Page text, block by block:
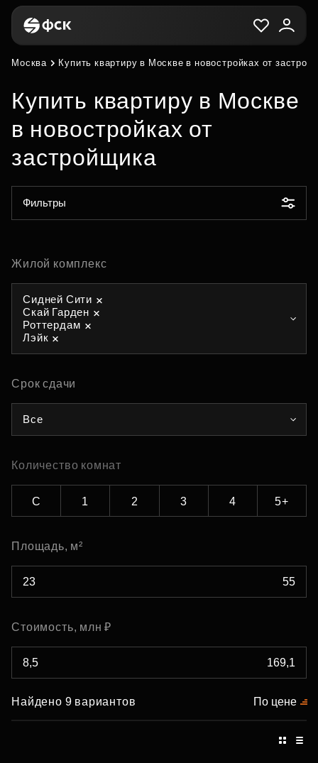
Москва Купить квартиру в Москве в новостройках от
Купить квартиру в Москве
в новостройках от
застройщика
Фильтры
Жилой комплекс
Сидней Сити
Скай Гарден
Роттердам
Лэйк
Срок сдачи
Все
Количество комнат
С 1 2 3 4 5+
Площадь, м²
Стоимость, млн ₽
Найдено 9 вариантов По цене